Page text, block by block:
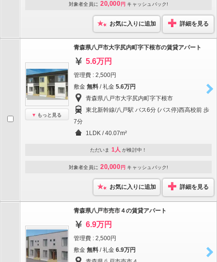
対象者全員に 20,000 円 キャッシュバック!
お気に入りに追加 詳細を見る
もっと見る
青森県八戸市大字尻内町字下根市の賃貸アパート
5.6万円
管理費 : 2,500円
敷金 無料 / 礼金 5.6万円
青森県八戸市大字尻内町字下根市
東北新幹線/八戸駅 バス6分 (バス停)西高校前 歩
7分
1LDK / 40.07m²
ただいま 1人 が検討中！
対象者全員に 20,000 円 キャッシュバック!
お気に入りに追加 詳細を見る
青森県八戸市売市４の賃貸アパート
6.9万円
管理費 : 2,500円
敷金 無料 / 礼金 6.9万円